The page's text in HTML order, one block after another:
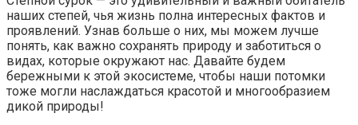
наших степей, чья жизнь полна интересных фактов и
проявлений. Узнав больше о них, мы можем лучше
понять, как важно сохранять природу и заботиться о
видах, которые окружают нас. Давайте будем
бережными к этой экосистеме, чтобы наши потомки
тоже могли наслаждаться красотой и многообразием
дикой природы!